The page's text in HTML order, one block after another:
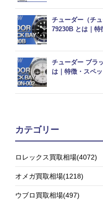
チューダー（チ
79230B とは｜
チューダー ブラ
は｜特徴・スペ
カテゴリー
ロレックス買取相場(4072)
オメガ買取相場(1218)
ウブロ買取相場(497)